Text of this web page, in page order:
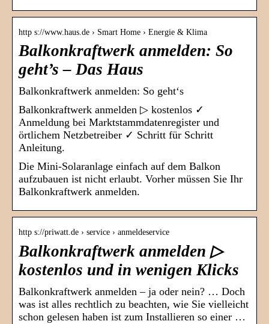
http s://www.haus.de › Smart Home › Energie & Klima
Balkonkraftwerk anmelden: So
geht’s – Das Haus
Balkonkraftwerk anmelden: So geht‘s
Balkonkraftwerk anmelden ▷ kostenlos ✓
Anmeldung bei Marktstammdatenregister und
örtlichem Netzbetreiber ✓ Schritt für Schritt
Anleitung.
Die Mini-Solaranlage einfach auf dem Balkon
aufzubauen ist nicht erlaubt. Vorher müssen Sie Ihr
Balkonkraftwerk anmelden.
http s://priwatt.de › service › anmeldeservice
Balkonkraftwerk anmelden ▷
kostenlos und in wenigen Klicks
Balkonkraftwerk anmelden – ja oder nein? … Doch
was ist alles rechtlich zu beachten, wie Sie vielleicht
schon gelesen haben ist zum Installieren so einer …